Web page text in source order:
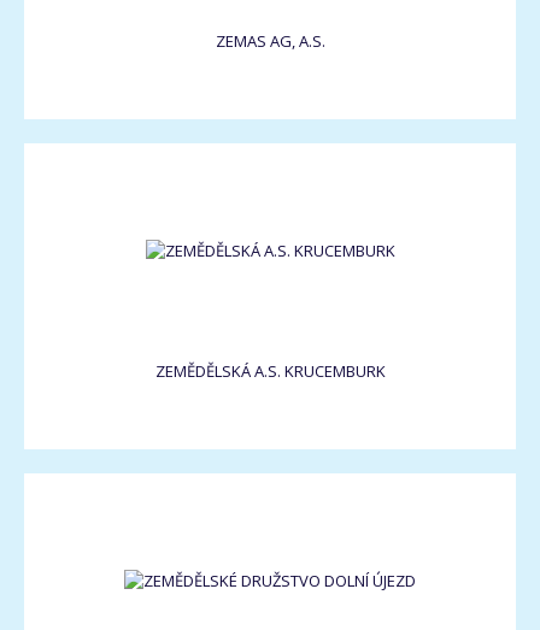
ZEMAS AG, A.S.
ZEMĚDĚLSKÁ A.S. KRUCEMBURK